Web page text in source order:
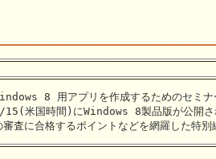
8 用アプリを作成するためのセミ
米国時間)にWindows 8製品版が公開さ
審査に合格するポイントなどを網羅した特